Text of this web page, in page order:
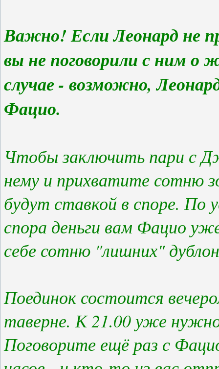
Важно! Если Леонард не
вы не поговорили с ним о
случае - возможно,
Фацио.
Чтобы заключить пари с
нему и прихватите сотню
будут ставкой в споре. По
спора деньги вам Фацио
себе сотню "лишних"
Поединок состоится
таверне. К 21.00 уже
Поговорите ещё раз с